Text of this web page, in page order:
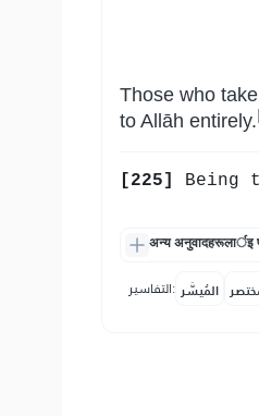
Those who
to Allāh entirely.
[225] Being
अन्य अनुवादहरूलार्इ
التفاسير: المُيسَّر